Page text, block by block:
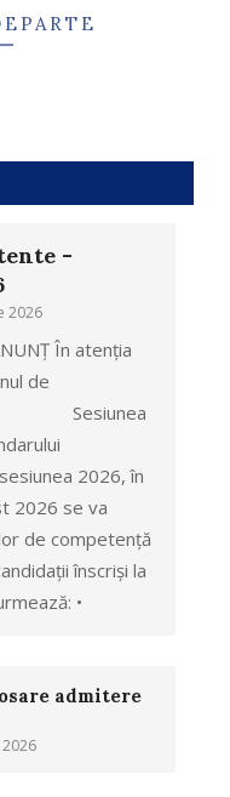
-
2026
de
2026, în
2026 se va
de competență
înscriși la
•
admitere